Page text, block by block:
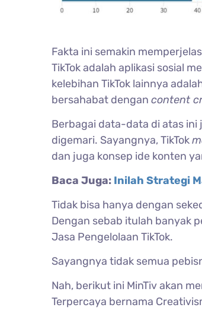
Fakta ini semakin
TikTok adalah aplikasi sosial
kelebihan TikTok lainnya
bersahabat dengan content
Berbagai data-data di atas ini
digemari. Sayangnya, TikTok
dan juga konsep ide konten
Baca Juga: Inilah Strategi
Tidak bisa hanya dengan
Dengan sebab itulah banyak
Jasa Pengelolaan TikTok.
Sayangnya tidak semua
Nah, berikut ini MinTiv akan
Terpercaya bernama